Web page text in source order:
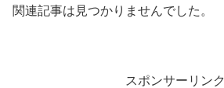
関連記事は見つかりませんでした。
スポンサーリンク